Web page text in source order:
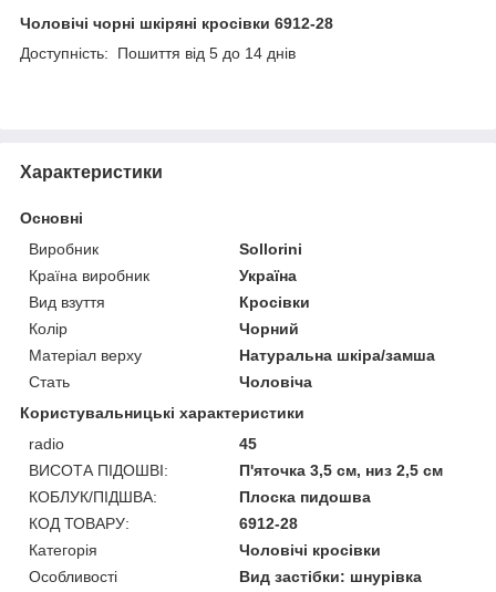
Чоловічі чорні шкіряні кросівки 6912-28
Доступність: Пошиття від 5 до 14 днів
Характеристики
Основні
Виробник
Sollorini
Країна виробник
Україна
Вид взуття
Кросівки
Колір
Чорний
Матеріал верху
Натуральна шкіра/замша
Стать
Чоловіча
Користувальницькі характеристики
radio
45
ВИСОТА ПІДОШВІ:
П'яточка 3,5 см, низ 2,5 см
КОБЛУК/ПІДШВА:
Плоска пидошва
КОД ТОВАРУ:
6912-28
Категорія
Чоловічі кросівки
Особливості
Вид застібки: шнурівка